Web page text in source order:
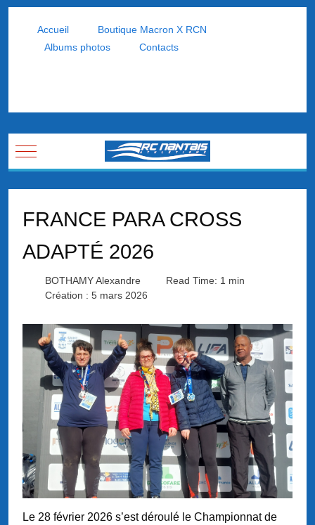
Accueil
Boutique Macron X RCN
Albums photos
Contacts
Mobile Menu Toggle
FRANCE PARA CROSS
ADAPTÉ 2026
BOTHAMY Alexandre
Read Time: 1 min
Création : 5 mars 2026
Le 28 février 2026 s’est déroulé le Championnat de